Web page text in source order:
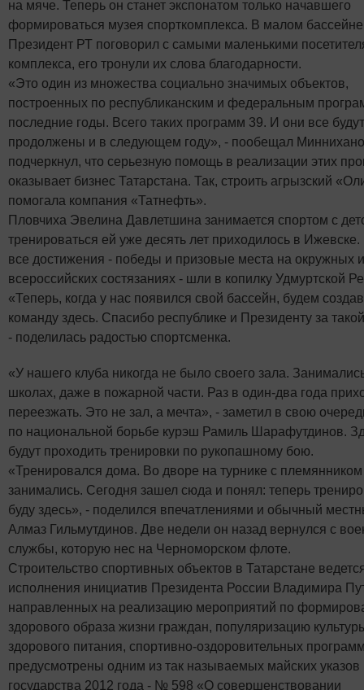
на мяче. Теперь он станет экспонатом только начавшего
формироваться музея спорткомплекса. В малом бассейне
Президент РТ поговорил с самыми маленькими
комплекса, его тронули их слова благодарности.
«Это один из множества социально значимых объектов,
построенных по республиканским и федеральным
последние годы. Всего таких программ 39. И они все будут
продолжены и в следующем году», - пообещал
подчеркнул, что серьезную помощь в реализации этих
оказывает бизнес Татарстана. Так, строить агрызский
помогала компания «Татнефть».
Пловчиха Эвелина Давлетшина занимается спортом с
тренироваться ей уже десять лет приходилось в Ижевске.
все достижения - победы и призовые места на окружных и
всероссийских состязаниях - шли в копилку Удмуртской
«Теперь, когда у нас появился свой бассейн, будем
команду здесь. Спасибо республике и Президенту за
- поделилась радостью спортсменка.
«У нашего клуба никогда не было своего зала.
школах, даже в пожарной части. Раз в один-два года
переезжать. Это не зал, а мечта», - заметил в свою
по национальной борьбе курэш Рамиль Шарафутдинов.
будут проходить тренировки по рукопашному бою.
«Тренировался дома. Во дворе на турнике с
занимались. Сегодня зашел сюда и понял: теперь
буду здесь», - поделился впечатлениями и обычный
Алмаз Гильмутдинов. Две недели он назад вернулся с
службы, которую нес на Черноморском флоте.
Строительство спортивных объектов в Татарстане
исполнения инициатив Президента России Владимира
направленных на реализацию мероприятий по
здорового образа жизни граждан, популяризацию
здорового питания, спортивно-оздоровительных
предусмотрены одним из так называемых майских указов
государства 2012 года - № 598 «О совершенствовании